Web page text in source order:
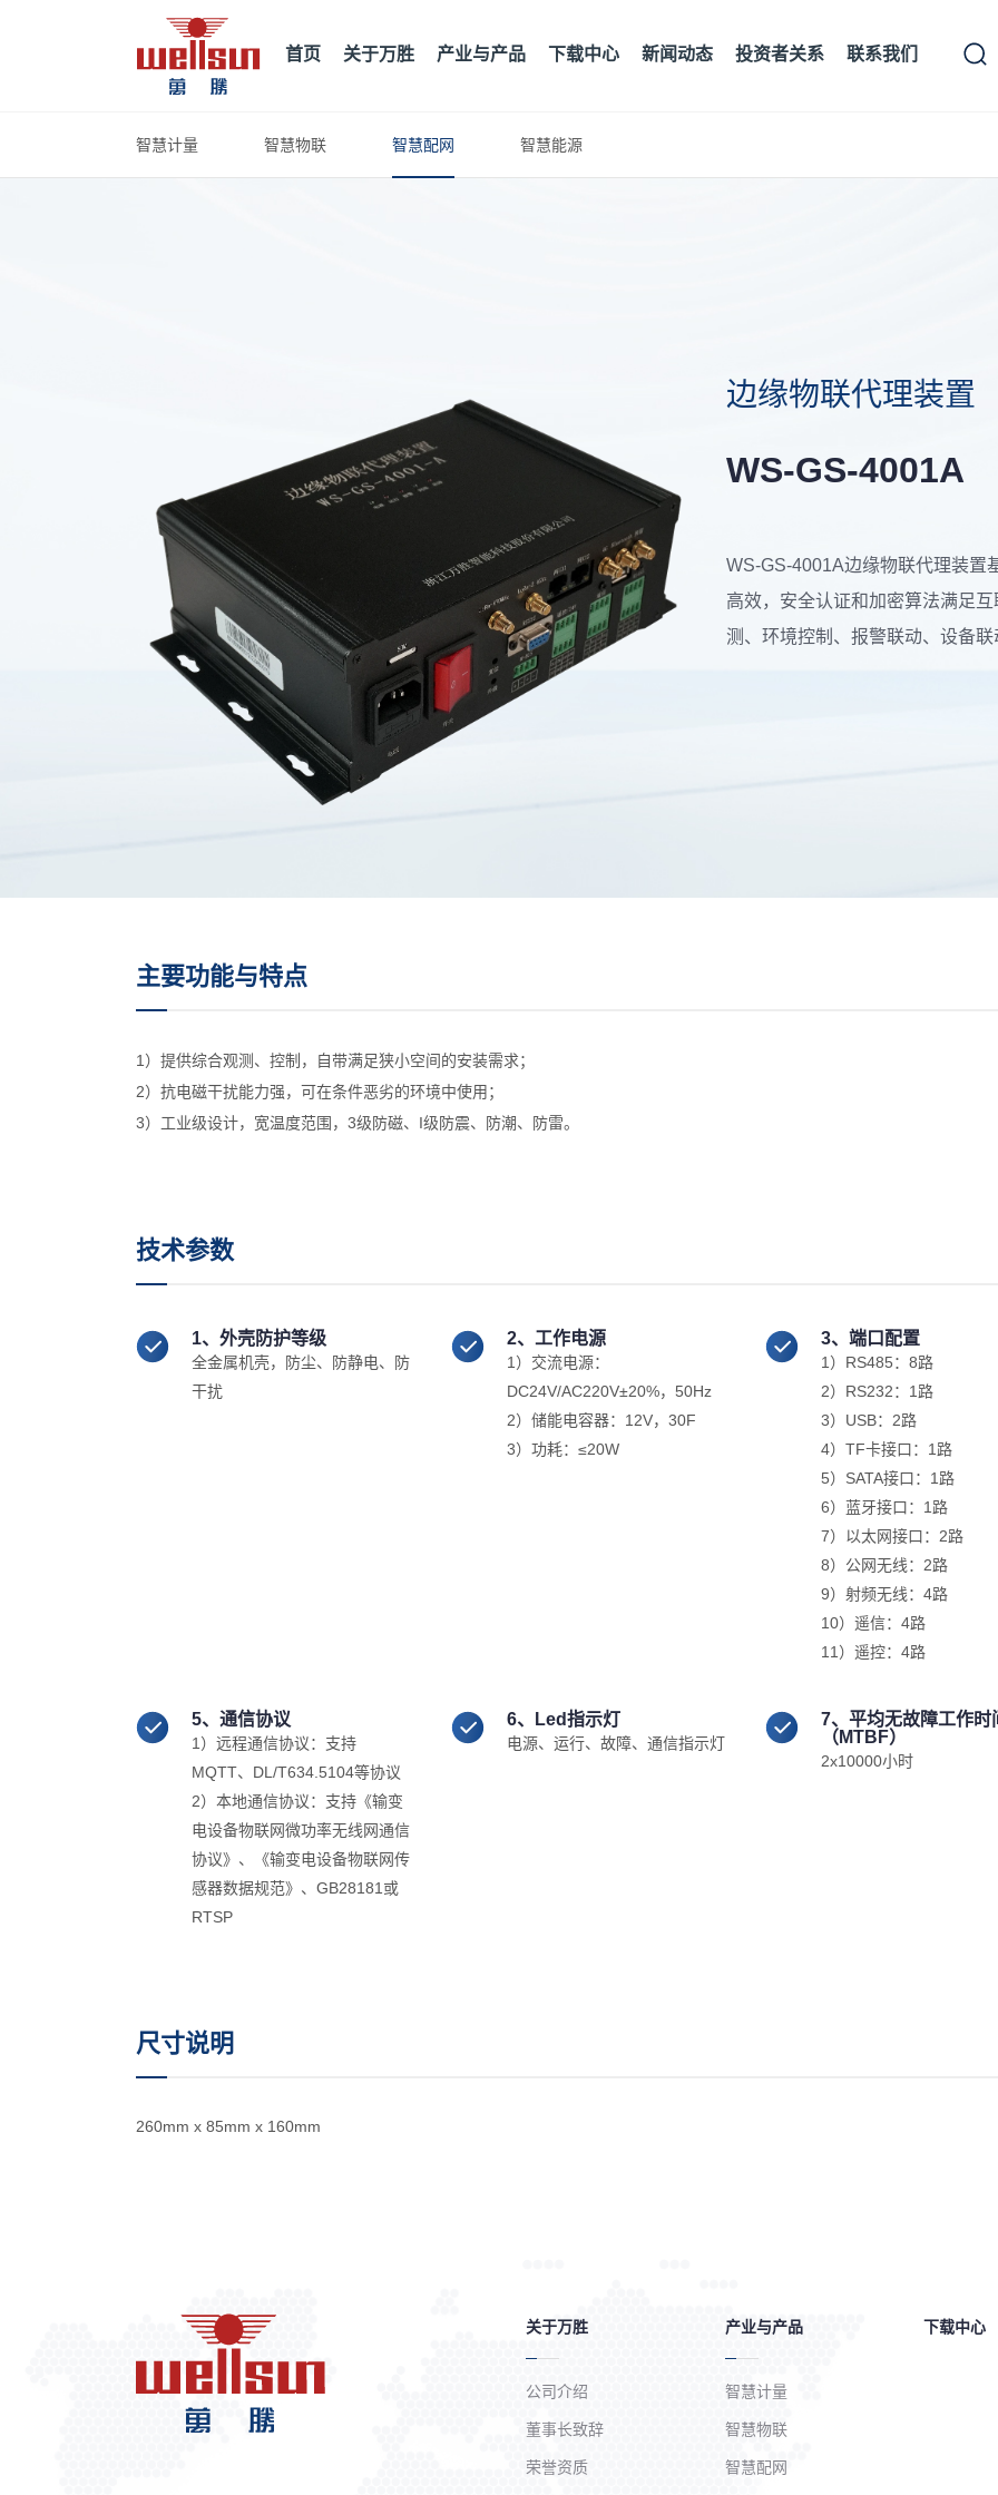
首页 关于万胜 产业与产品 下载中心 新闻动态 投资者关系 联系我们
智慧计量 智慧物联 智慧配网 智慧能源
边缘物联代理装置
WS-GS-4001A
WS-GS-4001A边缘物联代理装置
高效，安全认证和加密算法满足
测、环境控制、报警联动、设备
主要功能与特点
1）提供综合观测、控制，自带满足狭小空间的安装需求；
2）抗电磁干扰能力强，可在条件恶劣的环境中使用；
3）工业级设计，宽温度范围，3级防磁、I级防震、防潮、防雷。
技术参数
1、外壳防护等级
全金属机壳，防尘、防静电、防
干扰
2、工作电源
1）交流电源：
DC24V/AC220V±20%，50Hz
2）储能电容器：12V，30F
3）功耗：≤20W
3、端口配置
1）RS485：8路
2）RS232：1路
3）USB：2路
4）TF卡接口：1路
5）SATA接口：1路
6）蓝牙接口：1路
7）以太网接口：2路
8）公网无线：2路
9）射频无线：4路
10）遥信：4路
11）遥控：4路
5、通信协议
1）远程通信协议：支持
MQTT、DL/T634.5104等协议
2）本地通信协议：支持《输变
电设备物联网微功率无线网通信
协议》、《输变电设备物联网传
感器数据规范》、GB28181或
RTSP
6、Led指示灯
电源、运行、故障、通信指示灯
7、平均无故障工作时
（MTBF）
2x10000小时
尺寸说明
260mm x 85mm x 160mm
关于万胜
公司介绍
董事长致辞
荣誉资质
产业与产品
智慧计量
智慧物联
智慧配网
下载中心